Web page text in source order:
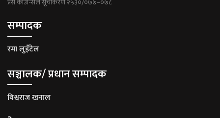
सम्पादक
रमा लुइँटेल
सञ्चालक/ प्रधान सम्पादक
विश्वराज खनाल